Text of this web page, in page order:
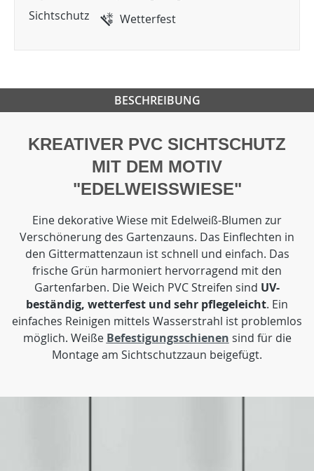
Sichtschutz
Wetterfest
BESCHREIBUNG
KREATIVER PVC SICHTSCHUTZ
MIT DEM MOTIV
"EDELWEISSWIESE"
Eine dekorative Wiese mit Edelweiß-Blumen zur
Verschönerung des Gartenzauns. Das Einflechten in
den Gittermattenzaun ist schnell und einfach. Das
frische Grün harmoniert hervorragend mit den
Gartenfarben. Die Weich PVC Streifen sind UV-
beständig, wetterfest und sehr pflegeleicht. Ein
einfaches Reinigen mittels Wasserstrahl ist problemlos
möglich. Weiße Befestigungsschienen sind für die
Montage am Sichtschutzzaun beigefügt.